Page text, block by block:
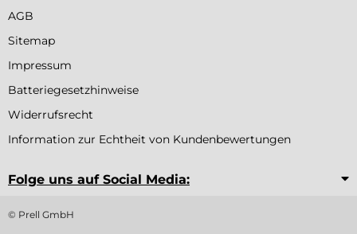
AGB
Sitemap
Impressum
Batteriegesetzhinweise
Widerrufsrecht
Information zur Echtheit von Kundenbewertungen
Folge uns auf Social Media:
© Prell GmbH